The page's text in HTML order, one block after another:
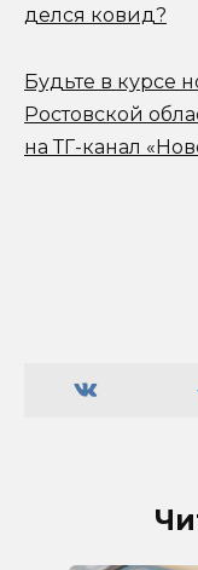
делся ковид?
Будьте в курсе
Ростовской
на ТГ-канал